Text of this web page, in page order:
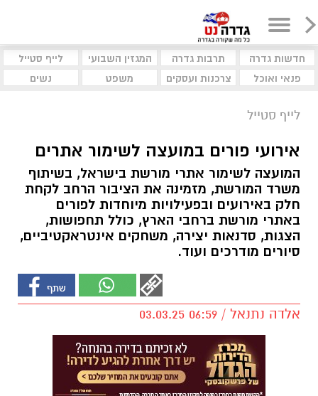
חדשות גדרה תרבות גדרה המגזין השבועי
לייף סטייל
פנאי ואוכל
צרכנות ועסקים משפט נשים
לייף סטייל
אירועי פורים במועצה לשימור אתרים
המועצה לשימור אתרי מורשת בישראל, בשיתוף
משרד המורשת, מזמינה את הציבור הרחב לקחת
חלק באירועים ובפעילויות מיוחדות לפורים
באתרי מורשת ברחבי הארץ, כולל תחפושות,
הצגות, סדנאות יצירה, משחקים אינטראקטיביים,
סיורים מודרכים ועוד.
אלדה נתנאל / 06:59 03.03.25